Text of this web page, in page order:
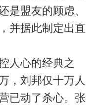
是盟友的顾虑、
并据此制定出直
人心的经典之
，刘邦仅十万人
已动了杀心。张